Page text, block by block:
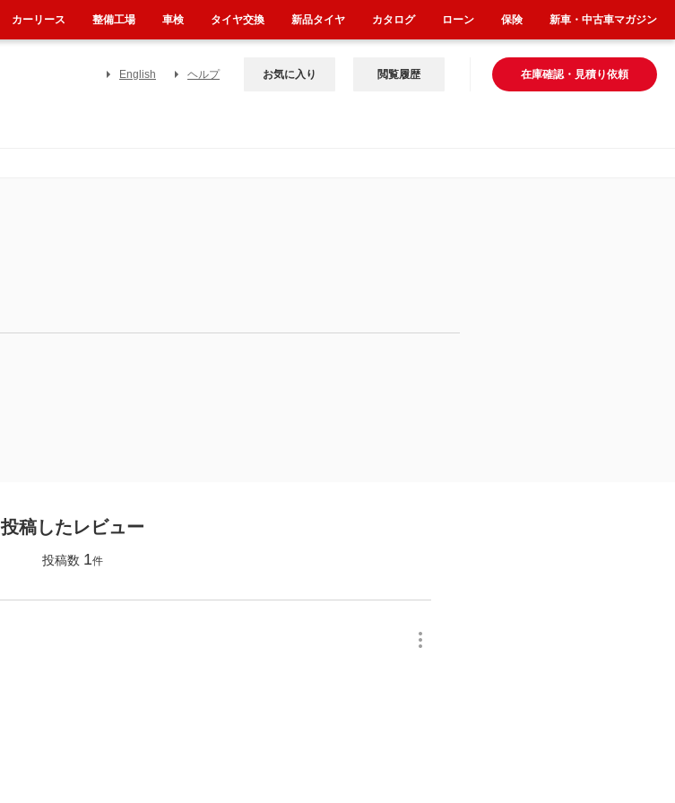
English ヘルプ 在庫確認・見積り依頼
お気に入り 閲覧履歴
投稿したレビュー
投稿数 1件
カーリース 整備工場 車検 タイヤ交換 新品タイヤ カタログ ローン 保険 新車・中古車マガジン